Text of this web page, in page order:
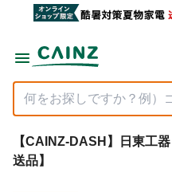
【CAINZ-DASH】日東工
送品】